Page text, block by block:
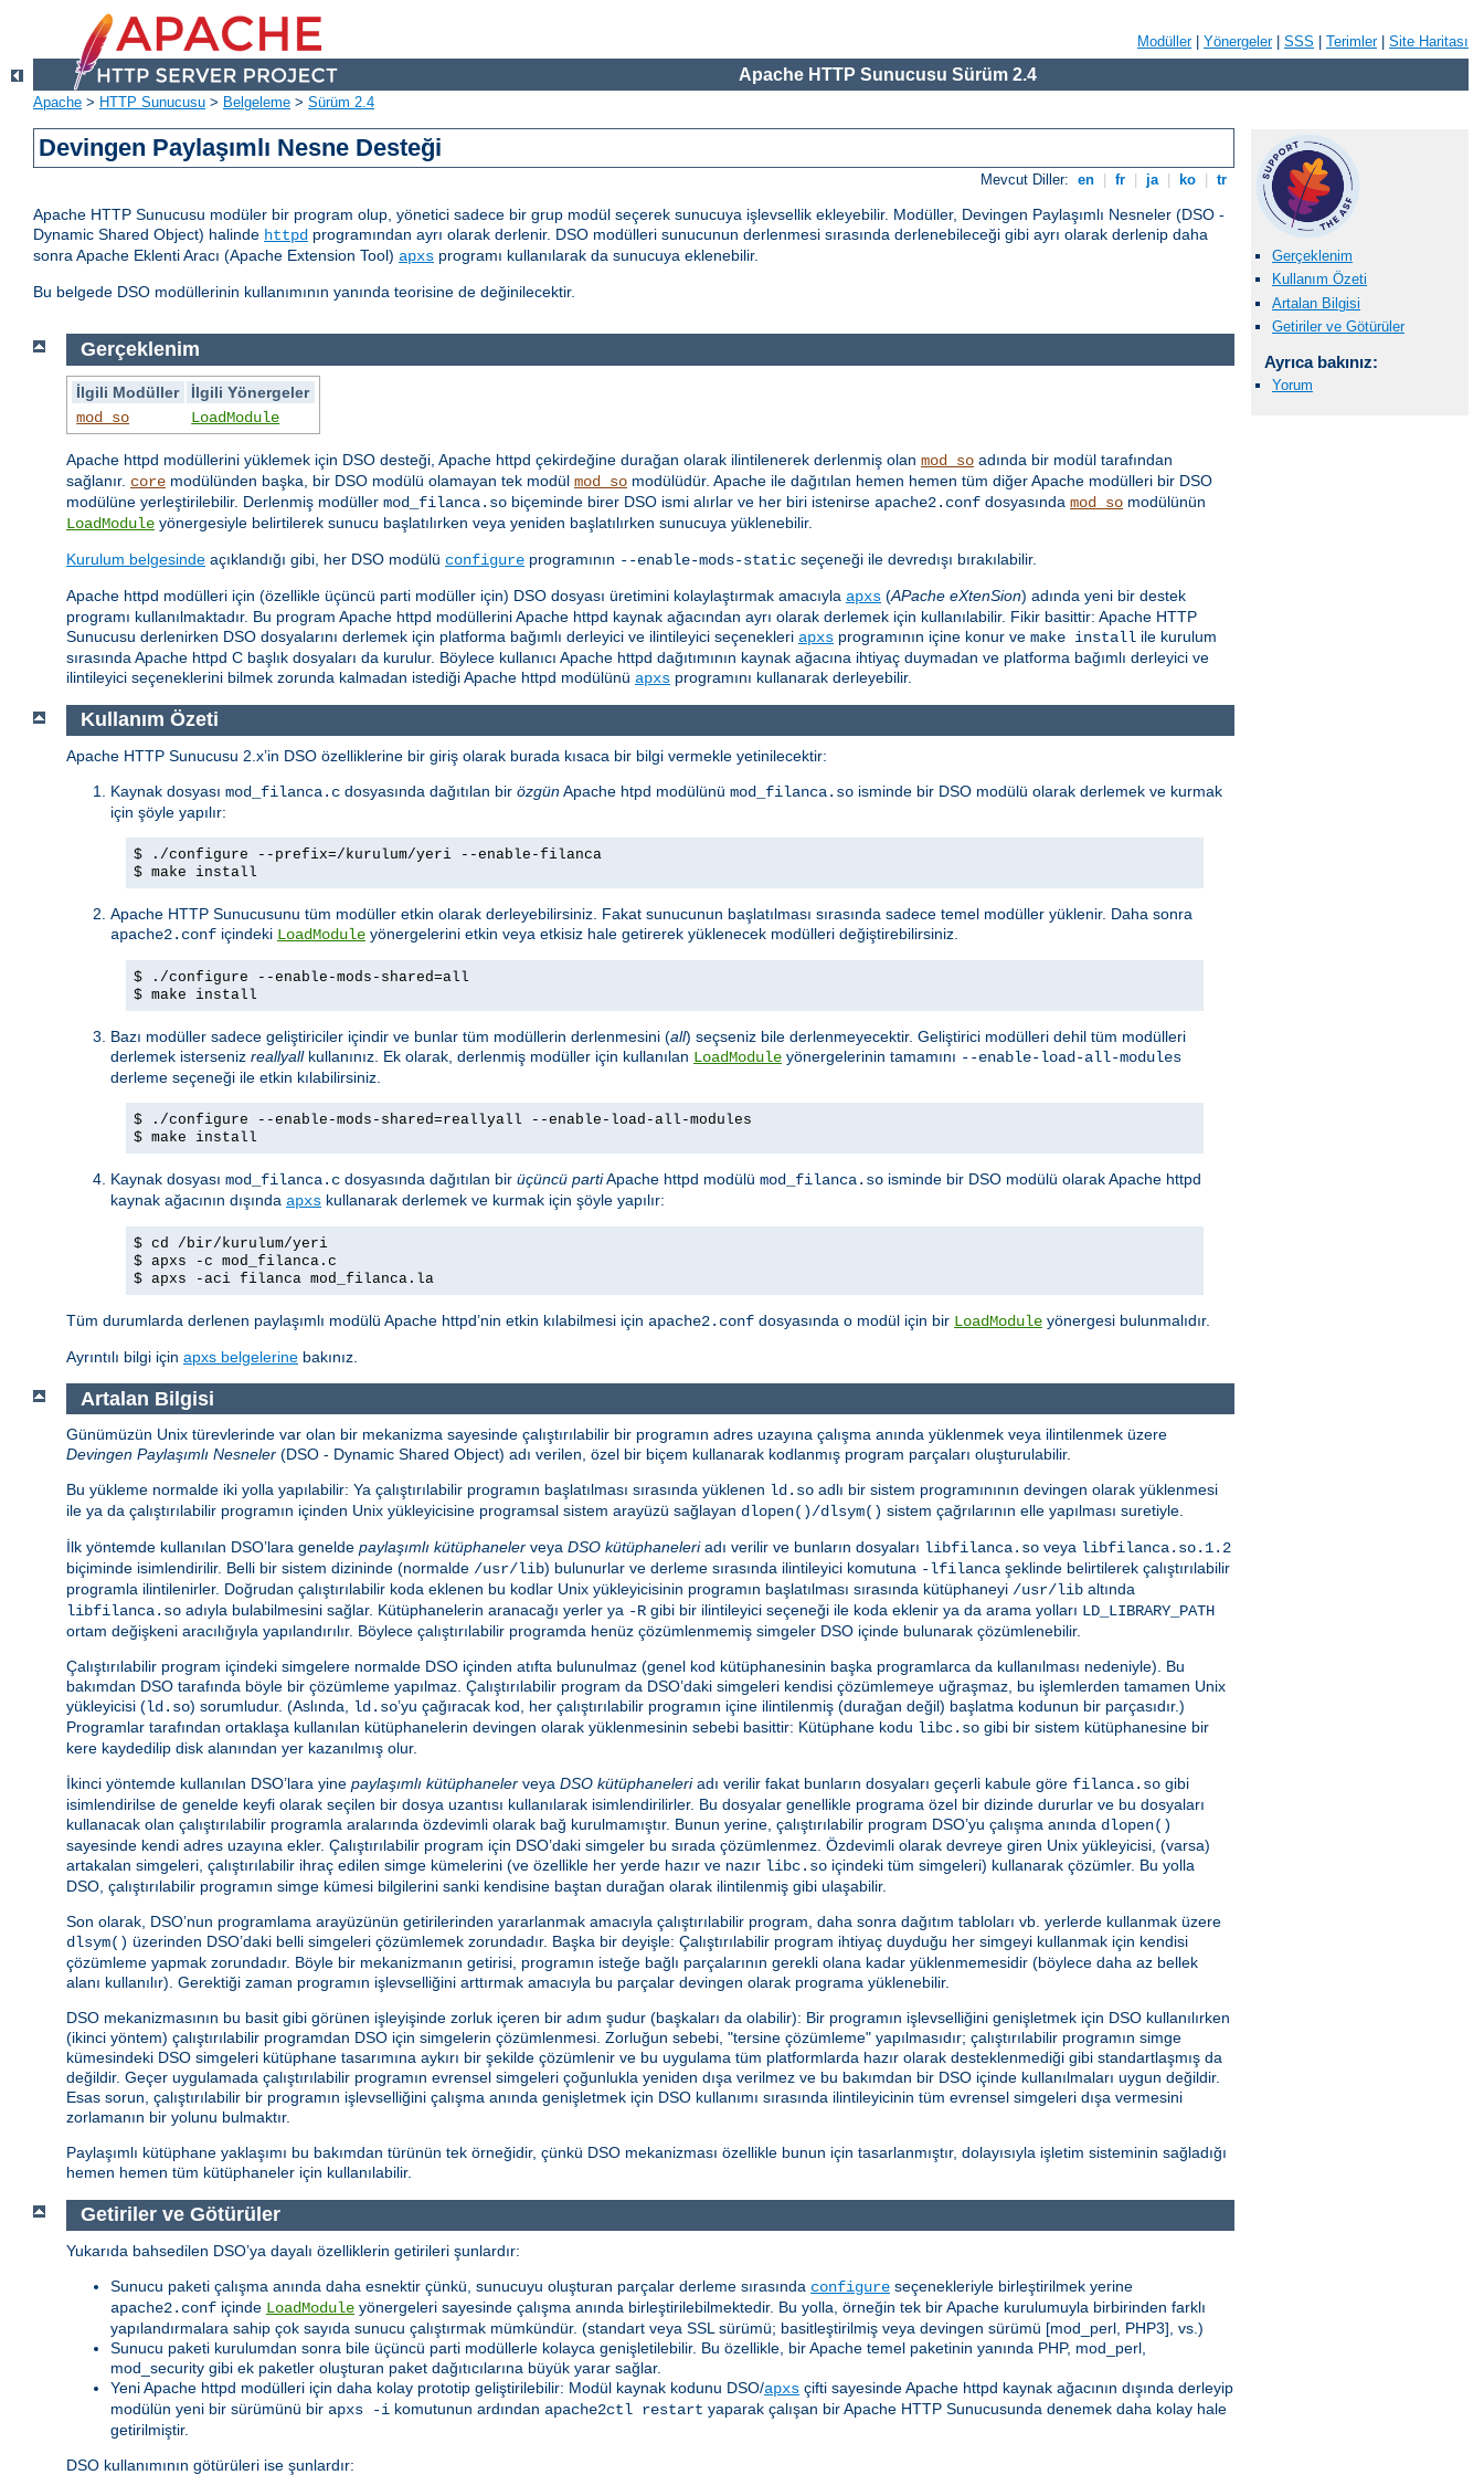
Modüller| Yönergeler| SSS Terimler| Site Haritası
Apache HTTP Sunucusu Sürüm 2.4
Apache > HTTP Sunucusu > Belgeleme > Sürüm 2.4
Devingen Paylaşımlı Nesne Desteği
Mevcut Diller: en fr ja ko tr
Apache HTTP Sunucusu modüler bir program olup, yönetici sadece bir grup modül seçerek sunucuya işlevsellik ekleyebilir. Modüller, Devingen Paylaşımlı Nesneler (DSO -
Dynamic Shared Object) halinde httpd programından ayrı olarak derlenir. DSO modülleri sunucunun derlenmesi sırasında derlenebileceği gibi ayrı olarak derlenip daha
sonra Apache Eklenti Aracı (Apache Extension Tool) apxs programı kullanılarak da sunucuya eklenebilir.
Bu belgede DSO modüllerinin kullanımının yanında teorisine de değinilecektir.
Gerçeklenim
Kullanım Özeti
Artalan Bilgisi
Getiriler ve Götürüler
Ayrıca bakınız:
Yorum
Gerçeklenim
İlgili Modüller
İlgili Yönergeler
mod_so
LoadModule
Apache httpd modüllerini yüklemek için DSO desteği, Apache httpd çekirdeğine durağan olarak ilintilenerek derlenmiş olan mod_so adında bir modül tarafından
sağlanır. core modülünden başka, bir DSO modülü olamayan tek modül mod_so modülüdür. Apache ile dağıtılan hemen hemen tüm diğer Apache modülleri bir DSO
modülüne yerleştirilebilir. Derlenmiş modüller mod_filanca.so biçeminde birer DSO ismi alırlar ve her biri istenirse apache2.conf dosyasında mod_so modülünün
LoadModule yönergesiyle belirtilerek sunucu başlatılırken veya yeniden başlatılırken sunucuya yüklenebilir.
Kurulum belgesinde açıklandığı gibi, her DSO modülü configure programının --enable-mods-static seçeneği ile devredışı bırakılabilir.
Apache httpd modülleri için (özellikle üçüncü parti modüller için) DSO dosyası üretimini kolaylaştırmak amacıyla apxs (APache eXtenSion) adında yeni bir destek
programı kullanılmaktadır. Bu program Apache httpd modüllerini Apache httpd kaynak ağacından ayrı olarak derlemek için kullanılabilir. Fikir basittir: Apache HTTP
Sunucusu derlenirken DSO dosyalarını derlemek için platforma bağımlı derleyici ve ilintileyici seçenekleri apxs programının içine konur ve make install ile kurulum
sırasında Apache httpd C başlık dosyaları da kurulur. Böylece kullanıcı Apache httpd dağıtımının kaynak ağacına ihtiyaç duymadan ve platforma bağımlı derleyici ve
ilintileyici seçeneklerini bilmek zorunda kalmadan istediği Apache httpd modülünü apxs programını kullanarak derleyebilir.
Kullanım Özeti
Apache HTTP Sunucusu 2.x’in DSO özelliklerine bir giriş olarak burada kısaca bir bilgi vermekle yetinilecektir:
Kaynak dosyası mod_filanca.c dosyasında dağıtılan bir özgünApache htpd modülünü mod_filanca.so isminde bir DSO modülü olarak derlemek ve kurmak
için şöyle yapılır:
$ ./configure --prefix=/kurulum/yeri --enable-filanca
$ make install
Apache HTTP Sunucusunu tüm modüller etkin olarak derleyebilirsiniz. Fakat sunucunun başlatılması sırasında sadece temel modüller yüklenir. Daha sonra
apache2.conf içindeki LoadModule yönergelerini etkin veya etkisiz hale getirerek yüklenecek modülleri değiştirebilirsiniz.
$ ./configure --enable-mods-shared=all
$ make install
Bazı modüller sadece geliştiriciler içindir ve bunlar tüm modüllerin derlenmesini (all) seçseniz bile derlenmeyecektir. Geliştirici modülleri dehil tüm modülleri
derlemek isterseniz reallyallkullanınız. Ek olarak, derlenmiş modüller için kullanılan LoadModule yönergelerinin tamamını --enable-load-all-modules
derleme seçeneği ile etkin kılabilirsiniz.
$ ./configure --enable-mods-shared=reallyall --enable-load-all-modules
$ make install
Kaynak dosyası mod_filanca.c dosyasında dağıtılan bir üçüncü partiApache httpd modülü mod_filanca.so isminde bir DSO modülü olarak Apache httpd
kaynak ağacının dışında apxs kullanarak derlemek ve kurmak için şöyle yapılır:
$ cd /bir/kurulum/yeri
$ apxs -c mod_filanca.c
$ apxs -aci filanca mod_filanca.la
Tüm durumlarda derlenen paylaşımlı modülü Apache httpd’nin etkin kılabilmesi için apache2.conf dosyasında o modül için bir LoadModule yönergesi bulunmalıdır.
Ayrıntılı bilgi için apxs belgelerine bakınız.
Artalan Bilgisi
Günümüzün Unix türevlerinde var olan bir mekanizma sayesinde çalıştırılabilir bir programın adres uzayına çalışma anında yüklenmek veya ilintilenmek üzere
Devingen Paylaşımlı Nesneler (DSO - Dynamic Shared Object) adı verilen, özel bir biçem kullanarak kodlanmış program parçaları oluşturulabilir.
Bu yükleme normalde iki yolla yapılabilir: Ya çalıştırılabilir programın başlatılması sırasında yüklenen ld.so adlı bir sistem programınının devingen olarak yüklenmesi
ile ya da çalıştırılabilir programın içinden Unix yükleyicisine programsal sistem arayüzü sağlayan dlopen()/dlsym() sistem çağrılarının elle yapılması suretiyle.
İlk yöntemde kullanılan DSO’lara genelde paylaşımlı kütüphaneler veya DSO kütüphaneleriadı verilir ve bunların dosyaları libfilanca.so veya libfilanca.so.1.2
biçiminde isimlendirilir. Belli bir sistem dizininde (normalde /usr/lib) bulunurlar ve derleme sırasında ilintileyici komutuna -lfilanca şeklinde belirtilerek çalıştırılabilir
programla ilintilenirler. Doğrudan çalıştırılabilir koda eklenen bu kodlar Unix yükleyicisinin programın başlatılması sırasında kütüphaneyi /usr/lib altında
libfilanca.so adıyla bulabilmesini sağlar. Kütüphanelerin aranacağı yerler ya -R gibi bir ilintileyici seçeneği ile koda eklenir ya da arama yolları LD_LIBRARY_PATH
ortam değişkeni aracılığıyla yapılandırılır. Böylece çalıştırılabilir programda henüz çözümlenmemiş simgeler DSO içinde bulunarak çözümlenebilir.
Çalıştırılabilir program içindeki simgelere normalde DSO içinden atıfta bulunulmaz (genel kod kütüphanesinin başka programlarca da kullanılması nedeniyle). Bu
bakımdan DSO tarafında böyle bir çözümleme yapılmaz. Çalıştırılabilir program da DSO’daki simgeleri kendisi çözümlemeye uğraşmaz, bu işlemlerden tamamen Unix
yükleyicisi (ld.so) sorumludur. (Aslında, ld.so’yu çağıracak kod, her çalıştırılabilir programın içine ilintilenmiş (durağan değil) başlatma kodunun bir parçasıdır.)
Programlar tarafından ortaklaşa kullanılan kütüphanelerin devingen olarak yüklenmesinin sebebi basittir: Kütüphane kodu libc.so gibi bir sistem kütüphanesine bir
kere kaydedilip disk alanından yer kazanılmış olur.
İkinci yöntemde kullanılan DSO’lara yine paylaşımlı kütüphaneler veya DSO kütüphaneleriadı verilir fakat bunların dosyaları geçerli kabule göre filanca.so gibi
isimlendirilse de genelde keyfi olarak seçilen bir dosya uzantısı kullanılarak isimlendirilirler. Bu dosyalar genellikle programa özel bir dizinde dururlar ve bu dosyaları
kullanacak olan çalıştırılabilir programla aralarında özdevimli olarak bağ kurulmamıştır. Bunun yerine, çalıştırılabilir program DSO’yu çalışma anında dlopen()
sayesinde kendi adres uzayına ekler. Çalıştırılabilir program için DSO’daki simgeler bu sırada çözümlenmez. Özdevimli olarak devreye giren Unix yükleyicisi, (varsa)
artakalan simgeleri, çalıştırılabilir ihraç edilen simge kümelerini (ve özellikle her yerde hazır ve nazır libc.so içindeki tüm simgeleri) kullanarak çözümler. Bu yolla
DSO, çalıştırılabilir programın simge kümesi bilgilerini sanki kendisine baştan durağan olarak ilintilenmiş gibi ulaşabilir.
Son olarak, DSO’nun programlama arayüzünün getirilerinden yararlanmak amacıyla çalıştırılabilir program, daha sonra dağıtım tabloları vb. yerlerde kullanmak üzere
dlsym() üzerinden DSO’daki belli simgeleri çözümlemek zorundadır. Başka bir deyişle: Çalıştırılabilir program ihtiyaç duyduğu her simgeyi kullanmak için kendisi
çözümleme yapmak zorundadır. Böyle bir mekanizmanın getirisi, programın isteğe bağlı parçalarının gerekli olana kadar yüklenmemesidir (böylece daha az bellek
alanı kullanılır). Gerektiği zaman programın işlevselliğini arttırmak amacıyla bu parçalar devingen olarak programa yüklenebilir.
DSO mekanizmasının bu basit gibi görünen işleyişinde zorluk içeren bir adım şudur (başkaları da olabilir): Bir programın işlevselliğini genişletmek için DSO kullanılırken
(ikinci yöntem) çalıştırılabilir programdan DSO için simgelerin çözümlenmesi. Zorluğun sebebi, "tersine çözümleme" yapılmasıdır; çalıştırılabilir programın simge
kümesindeki DSO simgeleri kütüphane tasarımına aykırı bir şekilde çözümlenir ve bu uygulama tüm platformlarda hazır olarak desteklenmediği gibi standartlaşmış da
değildir. Geçer uygulamada çalıştırılabilir programın evrensel simgeleri çoğunlukla yeniden dışa verilmez ve bu bakımdan bir DSO içinde kullanılmaları uygun değildir.
Esas sorun, çalıştırılabilir bir programın işlevselliğini çalışma anında genişletmek için DSO kullanımı sırasında ilintileyicinin tüm evrensel simgeleri dışa vermesini
zorlamanın bir yolunu bulmaktır.
Paylaşımlı kütüphane yaklaşımı bu bakımdan türünün tek örneğidir, çünkü DSO mekanizması özellikle bunun için tasarlanmıştır, dolayısıyla işletim sisteminin sağladığı
hemen hemen tüm kütüphaneler için kullanılabilir.
Getiriler ve Götürüler
Yukarıda bahsedilen DSO’ya dayalı özelliklerin getirileri şunlardır:
Sunucu paketi çalışma anında daha esnektir çünkü, sunucuyu oluşturan parçalar derleme sırasında configure seçenekleriyle birleştirilmek yerine
apache2.conf içinde LoadModule yönergeleri sayesinde çalışma anında birleştirilebilmektedir. Bu yolla, örneğin tek bir Apache kurulumuyla birbirinden farklı
yapılandırmalara sahip çok sayıda sunucu çalıştırmak mümkündür. (standart veya SSL sürümü; basitleştirilmiş veya devingen sürümü [mod_perl, PHP3], vs.)
Sunucu paketi kurulumdan sonra bile üçüncü parti modüllerle kolayca genişletilebilir. Bu özellikle, bir Apache temel paketinin yanında PHP, mod_perl,
mod_security gibi ek paketler oluşturan paket dağıtıcılarına büyük yarar sağlar.
Yeni Apache httpd modülleri için daha kolay prototip geliştirilebilir: Modül kaynak kodunu DSO/apxs çifti sayesinde Apache httpd kaynak ağacının dışında derleyip
modülün yeni bir sürümünü bir apxs -i komutunun ardından apache2ctl restart yaparak çalışan bir Apache HTTP Sunucusunda denemek daha kolay hale
getirilmiştir.
DSO kullanımının götürüleri ise şunlardır: